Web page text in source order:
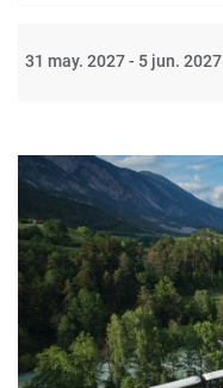
31 may. 2027 - 5 jun. 2027